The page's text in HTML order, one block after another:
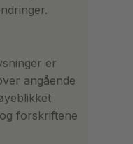
er
angående
forskriftene